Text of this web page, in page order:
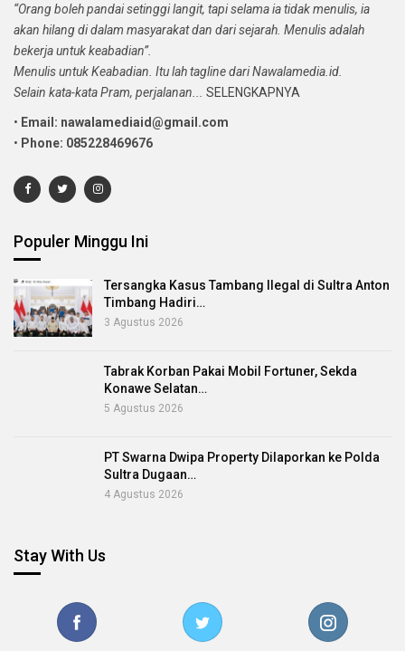
“Orang boleh pandai setinggi langit, tapi selama ia tidak menulis, ia
akan hilang di dalam masyarakat dan dari sejarah. Menulis adalah
bekerja untuk keabadian”.
Menulis untuk Keabadian. Itu lah tagline dari Nawalamedia.id.
Selain kata-kata Pram, perjalanan...
SELENGKAPNYA
• Email: nawalamediaid@gmail.com
• Phone: 085228469676
Populer Minggu Ini
Tersangka Kasus Tambang Ilegal di Sultra Anton
Timbang Hadiri…
3 Agustus 2026
Tabrak Korban Pakai Mobil Fortuner, Sekda
Konawe Selatan…
5 Agustus 2026
PT Swarna Dwipa Property Dilaporkan ke Polda
Sultra Dugaan…
4 Agustus 2026
Stay With Us